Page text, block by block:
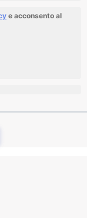
e acconsento al